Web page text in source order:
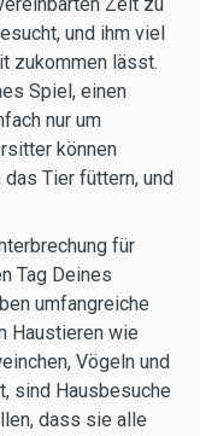
und ihm viel
zukommen lässt.
Spiel, einen
nur um
können
Tier füttern, und
für
Tag Deines
umfangreiche
Haustieren wie
Vögeln und
sind Hausbesuche
dass sie alle